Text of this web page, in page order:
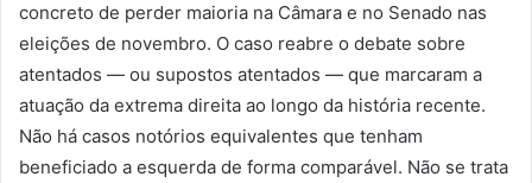
concreto de perder maioria na Câmara e no Senado nas
eleições de novembro. O caso reabre o debate sobre
atentados — ou supostos atentados — que marcaram a
atuação da extrema direita ao longo da história recente.
Não há casos notórios equivalentes que tenham
beneficiado a esquerda de forma comparável. Não se trata